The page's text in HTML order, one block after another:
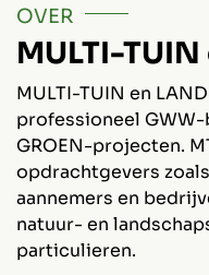
OVER
MULTI-
MULTI-TUIN en
professioneel
GROEN-projecten.
opdrachtgevers
aannemers en
natuur- en
particulieren.